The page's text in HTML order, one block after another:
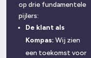
op drie fundamentele
pijlers:
De klant als
Kompas: Wij zien
een toekomst voor